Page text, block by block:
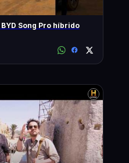
Song Pro híbrido